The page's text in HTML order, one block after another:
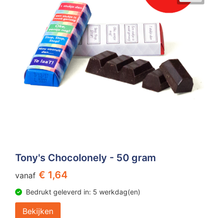
Tony's Chocolonely - 50 gram
vanaf € 1,64
Bedrukt geleverd in: 5 werkdag(en)
Bekijken